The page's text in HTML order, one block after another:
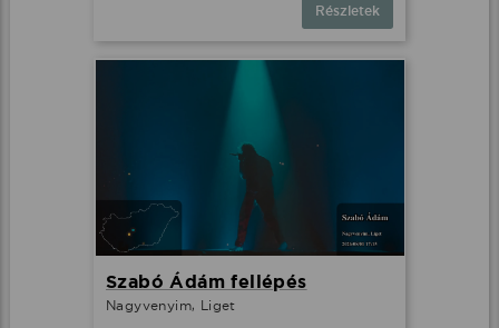
Részletek
Szabó Ádám fellépés
Nagyvenyim, Liget